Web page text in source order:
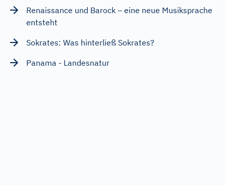
Renaissance und Barock – eine neue Musiksprache
entsteht
Sokrates: Was hinterließ Sokrates?
Panama - Landesnatur